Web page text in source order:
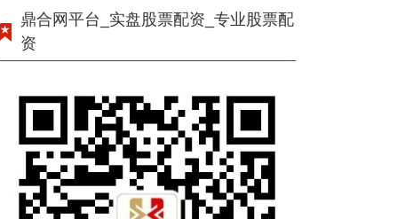
鼎合网平台_实盘股票配资_专业股票配
资